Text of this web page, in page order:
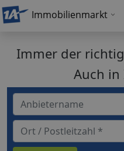
Immobilienmarkt
Immer der
Auch in